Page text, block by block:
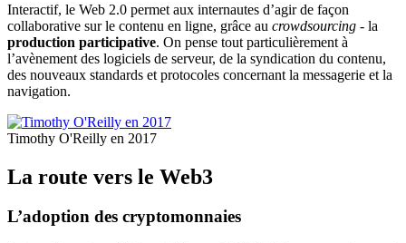
Interactif, le Web 2.0 permet aux internautes d’agir de façon
collaborative sur le contenu en ligne, grâce au crowdsourcing - la
production participative. On pense tout particulièrement à
l’avènement des logiciels de serveur, de la syndication du contenu,
des nouveaux standards et protocoles concernant la messagerie et la
navigation.
Timothy O'Reilly en 2017
La route vers le Web3
L’adoption des cryptomonnaies